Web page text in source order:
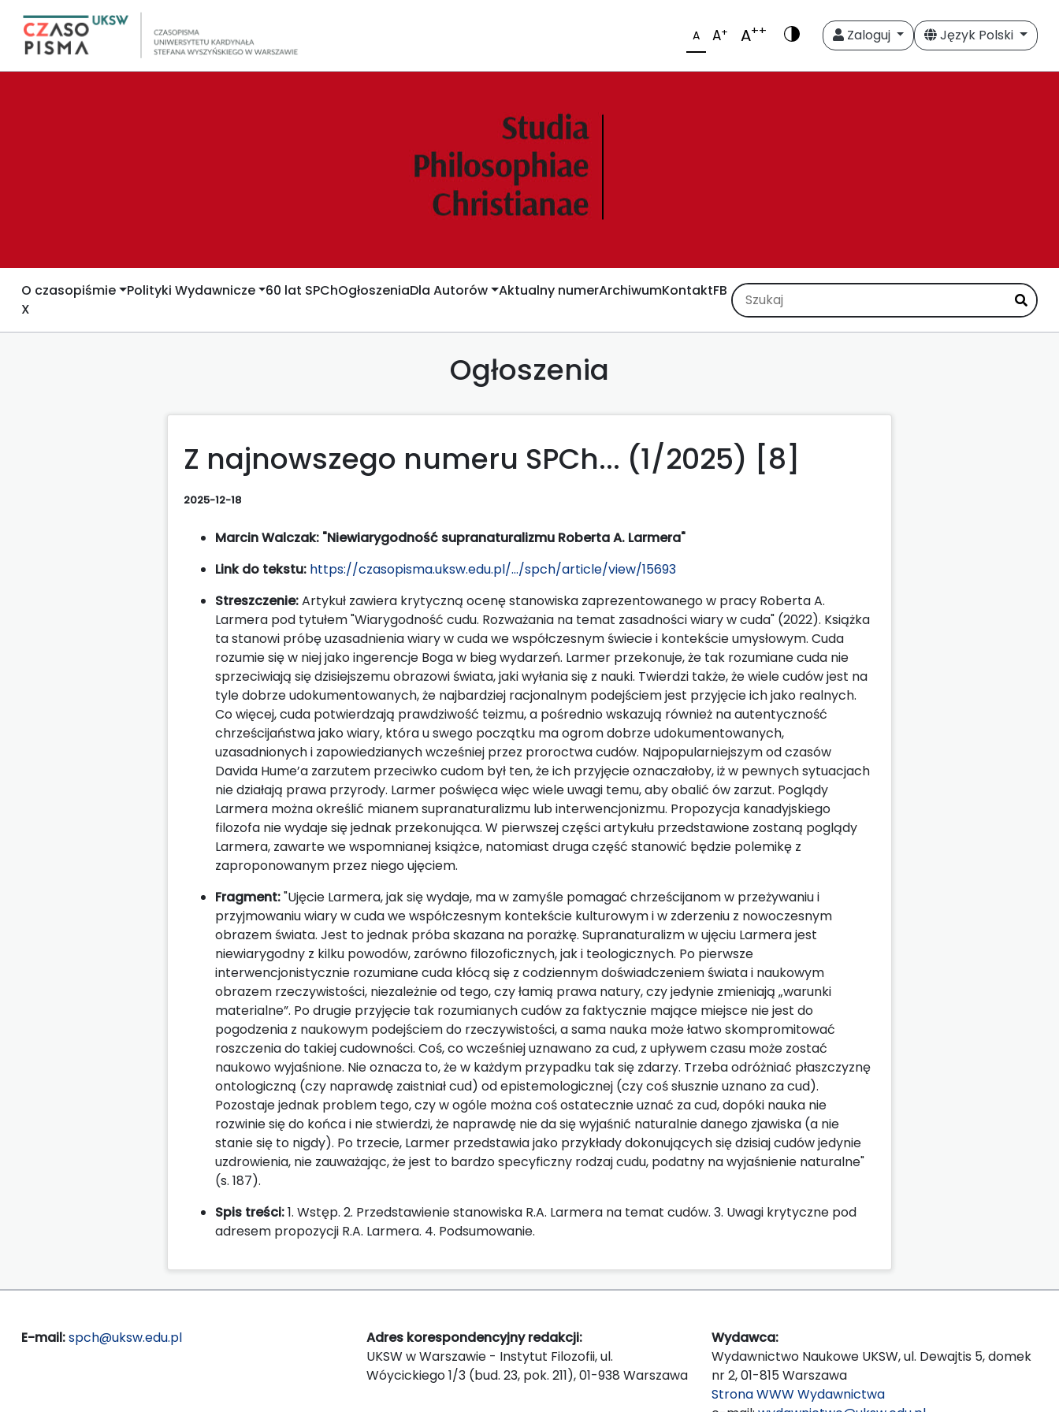
A A+ A++ Zaloguj Język Polski
O czasopiśmie Polityki Wydawnicze 60 lat SPChOgłoszeniaDla Autorów Aktualny numerArchiwumKontaktFB
X
Ogłoszenia
Z najnowszego numeru SPCh... (1/2025) [8]
2025-12-18
Marcin Walczak: "Niewiarygodność supranaturalizmu Roberta A. Larmera"
Link do tekstu: https://czasopisma.uksw.edu.pl/.../spch/article/view/15693
Streszczenie:Artykuł zawiera krytyczną ocenę stanowiska zaprezentowanego w pracy Roberta A.
Larmera pod tytułem "Wiarygodność cudu. Rozważania na temat zasadności wiary w cuda" (2022). Książka
ta stanowi próbę uzasadnienia wiary w cuda we współczesnym świecie i kontekście umysłowym. Cuda
rozumie się w niej jako ingerencje Boga w bieg wydarzeń. Larmer przekonuje, że tak rozumiane cuda nie
sprzeciwiają się dzisiejszemu obrazowi świata, jaki wyłania się z nauki. Twierdzi także, że wiele cudów jest na
tyle dobrze udokumentowanych, że najbardziej racjonalnym podejściem jest przyjęcie ich jako realnych.
Co więcej, cuda potwierdzają prawdziwość teizmu, a pośrednio wskazują również na autentyczność
chrześcijaństwa jako wiary, która u swego początku ma ogrom dobrze udokumentowanych,
uzasadnionych i zapowiedzianych wcześniej przez proroctwa cudów. Najpopularniejszym od czasów
Davida Hume’a zarzutem przeciwko cudom był ten, że ich przyjęcie oznaczałoby, iż w pewnych sytuacjach
nie działają prawa przyrody. Larmer poświęca więc wiele uwagi temu, aby obalić ów zarzut. Poglądy
Larmera można określić mianem supranaturalizmu lub interwencjonizmu. Propozycja kanadyjskiego
filozofa nie wydaje się jednak przekonująca. W pierwszej części artykułu przedstawione zostaną poglądy
Larmera, zawarte we wspomnianej książce, natomiast druga część stanowić będzie polemikę z
zaproponowanym przez niego ujęciem.
Fragment:"Ujęcie Larmera, jak się wydaje, ma w zamyśle pomagać chrześcijanom w przeżywaniu i
przyjmowaniu wiary w cuda we współczesnym kontekście kulturowym i w zderzeniu z nowoczesnym
obrazem świata. Jest to jednak próba skazana na porażkę. Supranaturalizm w ujęciu Larmera jest
niewiarygodny z kilku powodów, zarówno filozoficznych, jak i teologicznych. Po pierwsze
interwencjonistycznie rozumiane cuda kłócą się z codziennym doświadczeniem świata i naukowym
obrazem rzeczywistości, niezależnie od tego, czy łamią prawa natury, czy jedynie zmieniają „warunki
materialne”. Po drugie przyjęcie tak rozumianych cudów za faktycznie mające miejsce nie jest do
pogodzenia z naukowym podejściem do rzeczywistości, a sama nauka może łatwo skompromitować
roszczenia do takiej cudowności. Coś, co wcześniej uznawano za cud, z upływem czasu może zostać
naukowo wyjaśnione. Nie oznacza to, że w każdym przypadku tak się zdarzy. Trzeba odróżniać płaszczyznę
ontologiczną (czy naprawdę zaistniał cud) od epistemologicznej (czy coś słusznie uznano za cud).
Pozostaje jednak problem tego, czy w ogóle można coś ostatecznie uznać za cud, dopóki nauka nie
rozwinie się do końca i nie stwierdzi, że naprawdę nie da się wyjaśnić naturalnie danego zjawiska (a nie
stanie się to nigdy). Po trzecie, Larmer przedstawia jako przykłady dokonujących się dzisiaj cudów jedynie
uzdrowienia, nie zauważając, że jest to bardzo specyficzny rodzaj cudu, podatny na wyjaśnienie naturalne"
(s. 187).
Spis treści:1. Wstęp. 2. Przedstawienie stanowiska R.A. Larmera na temat cudów. 3. Uwagi krytyczne pod
adresem propozycji R.A. Larmera. 4. Podsumowanie.
E-mail:spch@uksw.edu.pl
Adres korespondencyjny redakcji:
UKSW w Warszawie - Instytut Filozofii, ul.
Wóycickiego 1/3 (bud. 23, pok. 211), 01-938 Warszawa
Wydawca:
Wydawnictwo Naukowe UKSW, ul. Dewajtis 5, domek
nr 2, 01-815 Warszawa
Strona WWW Wydawnictwa